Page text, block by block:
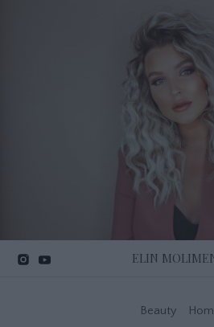
ELIN
Beauty